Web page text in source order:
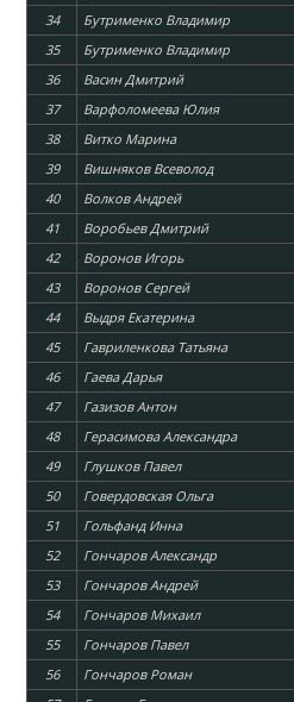
34
Бутрименко Владимир
35
Бутрименко Владимир
36
Васин Дмитрий
37
Варфоломеева Юлия
38
Витко Марина
39
Вишняков Всеволод
40
Волков Андрей
41
Воробьев Дмитрий
42
Воронов Игорь
43
Воронов Сергей
44
Выдря Екатерина
45
Гавриленкова Татьяна
46
Гаева Дарья
47
Газизов Антон
48
Герасимова Александра
49
Глушков Павел
50
Говердовская Ольга
51
Гольфанд Инна
52
Гончаров Александр
53
Гончаров Андрей
54
Гончаров Михаил
55
Гончаров Павел
56
Гончаров Роман